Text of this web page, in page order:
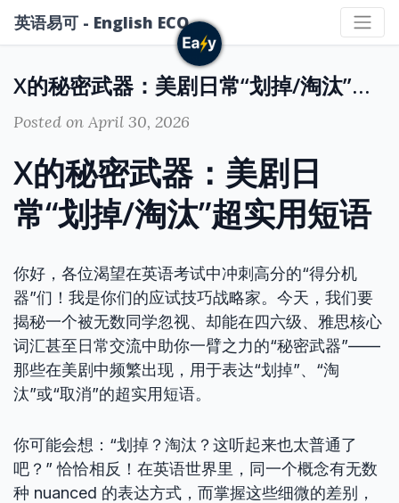
英语易可 - English ECO
X的秘密武器：美剧日常“划掉/淘汰”超实用短语
Posted on April 30, 2026
X的秘密武器：美剧日
常“划掉/淘汰”超实用短语
你好，各位渴望在英语考试中冲刺高分的“得分机
器”们！我是你们的应试技巧战略家。今天，我们要
揭秘一个被无数同学忽视、却能在四六级、雅思核心
词汇甚至日常交流中助你一臂之力的“秘密武器”——
那些在美剧中频繁出现，用于表达“划掉”、“淘
汰”或“取消”的超实用短语。
你可能会想：“划掉？淘汰？这听起来也太普通了
吧？” 恰恰相反！在英语世界里，同一个概念有无数
种 nuanced 的表达方式，而掌握这些细微的差别，